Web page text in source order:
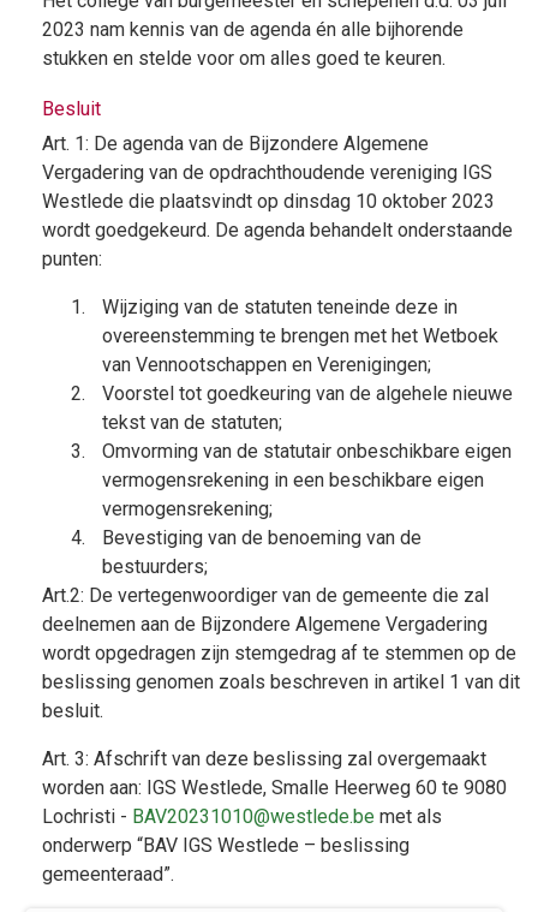
2023 nam kennis van de agenda én alle bijhorende
stukken en stelde voor om alles goed te keuren.
Besluit
Art. 1: De agenda van de Bijzondere Algemene
Vergadering van de opdrachthoudende vereniging IGS
Westlede die plaatsvindt op dinsdag 10 oktober 2023
wordt goedgekeurd. De agenda behandelt onderstaande
punten:
Wijziging van de statuten teneinde deze in
overeenstemming te brengen met het Wetboek
van Vennootschappen en Verenigingen;
Voorstel tot goedkeuring van de algehele nieuwe
tekst van de statuten;
Omvorming van de statutair onbeschikbare eigen
vermogensrekening in een beschikbare eigen
vermogensrekening;
Bevestiging van de benoeming van de
bestuurders;
Art.2: De vertegenwoordiger van de gemeente die zal
deelnemen aan de Bijzondere Algemene Vergadering
wordt opgedragen zijn stemgedrag af te stemmen op de
beslissing genomen zoals beschreven in artikel 1 van dit
besluit.
Art. 3: Afschrift van deze beslissing zal overgemaakt
worden aan: IGS Westlede, Smalle Heerweg 60 te 9080
Lochristi - BAV20231010@westlede.be met als
onderwerp “BAV IGS Westlede – beslissing
gemeenteraad”.